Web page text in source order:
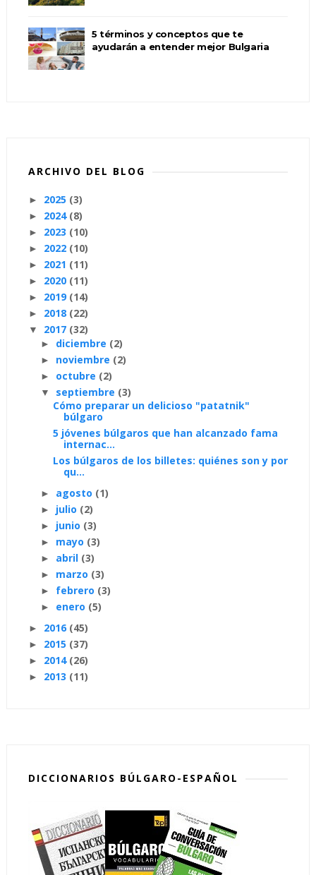
5 términos y conceptos que te
ayudarán a entender mejor Bulgaria
ARCHIVO DEL BLOG
► 2025 (3)
► 2024 (8)
► 2023 (10)
► 2022 (10)
► 2021 (11)
► 2020 (11)
► 2019 (14)
► 2018 (22)
▼ 2017 (32)
► diciembre (2)
► noviembre (2)
► octubre (2)
▼ septiembre (3)
Cómo preparar un delicioso "patatnik"
búlgaro
5 jóvenes búlgaros que han alcanzado fama
internac...
Los búlgaros de los billetes: quiénes son y por
qu...
► agosto (1)
► julio (2)
► junio (3)
► mayo (3)
► abril (3)
► marzo (3)
► febrero (3)
► enero (5)
► 2016 (45)
► 2015 (37)
► 2014 (26)
► 2013 (11)
DICCIONARIOS BÚLGARO-ESPAÑOL